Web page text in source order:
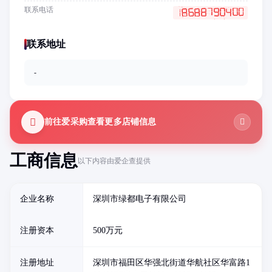
工商信息以下内容由爱企查提供
企业名称 深圳市绿都电子有限公司
注册资本 500万元
注册地址
深圳市福田区华强北街道华航社区华富路1
联系电话
联系地址
-
前往爱采购查看更多店铺信息